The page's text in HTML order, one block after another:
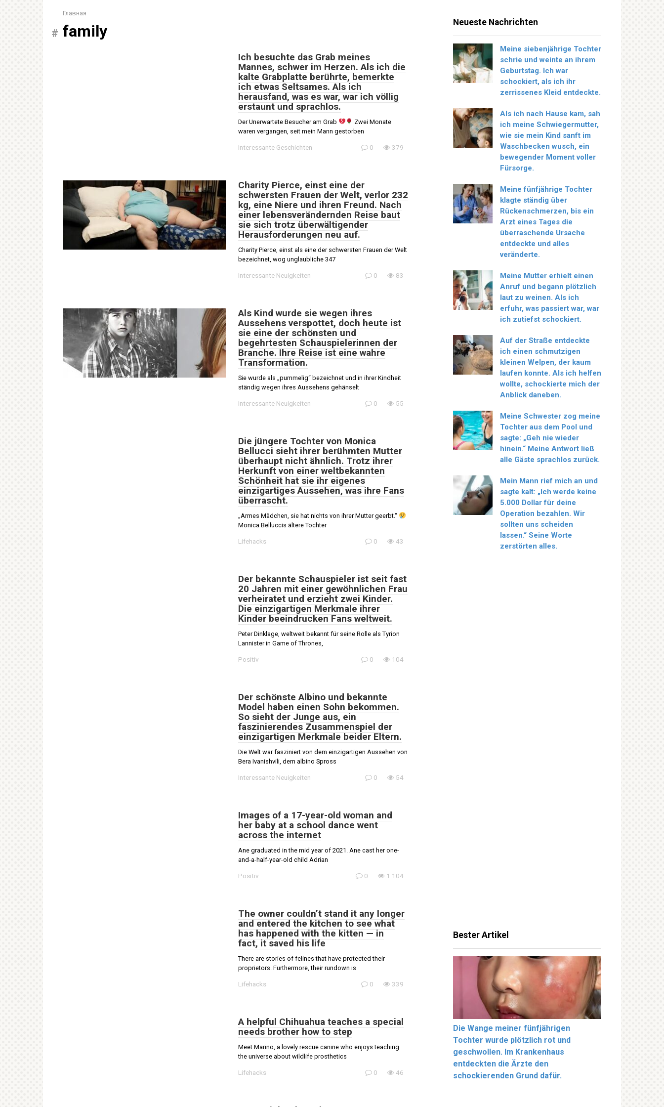
Главная
family
Ich besuchte das Grab meines
Mannes, schwer im Herzen. Als ich die
kalte Grabplatte berührte, bemerkte
ich etwas Seltsames. Als ich
herausfand, was es war, war ich völlig
erstaunt und sprachlos.
Der Unerwartete Besucher am Grab
Zwei Monate
waren vergangen, seit mein Mann gestorben
Interessante Geschichten 0 379
Charity Pierce, einst eine der
schwersten Frauen der Welt, verlor 232
kg, eine Niere und ihren Freund. Nach
einer lebensverändernden Reise baut
sie sich trotz überwältigender
Herausforderungen neu auf.
Charity Pierce, einst als eine der schwersten Frauen der Welt
bezeichnet, wog unglaubliche 347
Interessante Neuigkeiten 0 83
Als Kind wurde sie wegen ihres
Aussehens verspottet, doch heute ist
sie eine der schönsten und
begehrtesten Schauspielerinnen der
Branche. Ihre Reise ist eine wahre
Transformation.
Sie wurde als „pummelig“ bezeichnet und in ihrer Kindheit
ständig wegen ihres Aussehens gehänselt
Interessante Neuigkeiten 0 55
Die jüngere Tochter von Monica
Bellucci sieht ihrer berühmten Mutter
überhaupt nicht ähnlich. Trotz ihrer
Herkunft von einer weltbekannten
Schönheit hat sie ihr eigenes
einzigartiges Aussehen, was ihre Fans
überrascht.
„Armes Mädchen, sie hat nichts von ihrer Mutter geerbt.“
Monica Belluccis ältere Tochter
Lifehacks 0 43
Der bekannte Schauspieler ist seit fast
20 Jahren mit einer gewöhnlichen Frau
verheiratet und erzieht zwei Kinder.
Die einzigartigen Merkmale ihrer
Kinder beeindrucken Fans weltweit.
Peter Dinklage, weltweit bekannt für seine Rolle als Tyrion
Lannister in Game of Thrones,
Positiv 0 104
Der schönste Albino und bekannte
Model haben einen Sohn bekommen.
So sieht der Junge aus, ein
faszinierendes Zusammenspiel der
einzigartigen Merkmale beider Eltern.
Die Welt war fasziniert von dem einzigartigen Aussehen von
Bera Ivanishvili, dem albino Spross
Interessante Neuigkeiten 0 54
Images of a 17-year-old woman and
her baby at a school dance went
across the internet
Ane graduated in the mid year of 2021. Ane cast her one-
and-a-half-year-old child Adrian
Positiv 0 1 104
The owner couldn’t stand it any longer
and entered the kitchen to see what
has happened with the kitten — in
fact, it saved his life
There are stories of felines that have protected their
proprietors. Furthermore, their rundown is
Lifehacks 0 339
A helpful Chihuahua teaches a special
needs brother how to step
Meet Marino, a lovely rescue canine who enjoys teaching
the universe about wildlife prosthetics
Lifehacks 0 46
Neueste Nachrichten
Meine siebenjährige Tochter
schrie und weinte an ihrem
Geburtstag. Ich war
schockiert, als ich ihr
zerrissenes Kleid entdeckte.
Als ich nach Hause kam, sah
ich meine Schwiegermutter,
wie sie mein Kind sanft im
Waschbecken wusch, ein
bewegender Moment voller
Fürsorge.
Meine fünfjährige Tochter
klagte ständig über
Rückenschmerzen, bis ein
Arzt eines Tages die
überraschende Ursache
entdeckte und alles
veränderte.
Meine Mutter erhielt einen
Anruf und begann plötzlich
laut zu weinen. Als ich
erfuhr, was passiert war, war
ich zutiefst schockiert.
Auf der Straße entdeckte
ich einen schmutzigen
kleinen Welpen, der kaum
laufen konnte. Als ich helfen
wollte, schockierte mich der
Anblick daneben.
Meine Schwester zog meine
Tochter aus dem Pool und
sagte: „Geh nie wieder
hinein.“ Meine Antwort ließ
alle Gäste sprachlos zurück.
Mein Mann rief mich an und
sagte kalt: „Ich werde keine
5.000 Dollar für deine
Operation bezahlen. Wir
sollten uns scheiden
lassen.“ Seine Worte
zerstörten alles.
Bester Artikel
Die Wange meiner fünfjährigen
Tochter wurde plötzlich rot und
geschwollen. Im Krankenhaus
entdeckten die Ärzte den
schockierenden Grund dafür.